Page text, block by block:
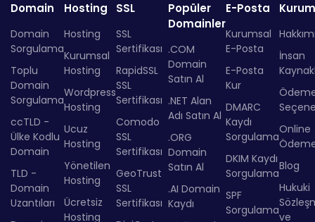
Domain
Domain
Sorgulama
Toplu
Domain
Sorgulama
ccTLD -
Ülke Kodlu
Domain
TLD -
Domain
Uzantıları
Hosting
Hosting
Kurumsal
Hosting
Wordpress
Hosting
Ucuz
Hosting
Yönetilen
Hosting
Ücretsiz
Hosting
SSL
SSL
Sertifikası
RapidSSL
SSL
Sertifikası
Comodo
SSL
Sertifikası
GeoTrust
SSL
Sertifikası
Popüler
Domainler
.COM
Domain
Satın Al
.NET Alan
Adı Satın Al
.ORG
Domain
Satın Al
.AI Domain
Kaydı
E-Posta
Kurumsal
E-Posta
E-Posta
Kur
DMARC
Kaydı
Sorgulama
DKIM Kaydı
Sorgulama
SPF
Sorgulama
İnsan
Online
Blog
Hukuki
ve